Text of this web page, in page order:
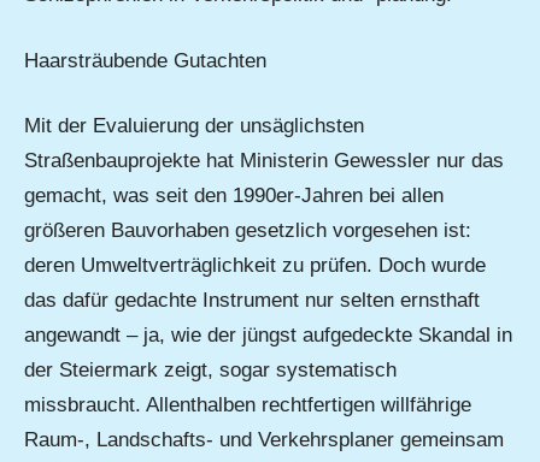
Haarsträubende Gutachten
Mit der Evaluierung der unsäglichsten
Straßenbauprojekte hat Ministerin Gewessler nur das
gemacht, was seit den 1990er-Jahren bei allen
größeren Bauvorhaben gesetzlich vorgesehen ist:
deren Umweltverträglichkeit zu prüfen. Doch wurde
das dafür gedachte Instrument nur selten ernsthaft
angewandt – ja, wie der jüngst aufgedeckte Skandal in
der Steiermark zeigt, sogar systematisch
missbraucht. Allenthalben rechtfertigen willfährige
Raum-, Landschafts- und Verkehrsplaner gemeinsam